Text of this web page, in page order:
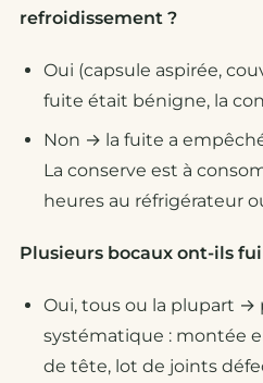
refroidissement ?
Oui (capsule aspirée,
fuite était bénigne, la
Non → la fuite a
La conserve est à
heures au réfrigérateur
Plusieurs bocaux ont-ils
Oui, tous ou la plupart →
systématique : montée
de tête, lot de joints